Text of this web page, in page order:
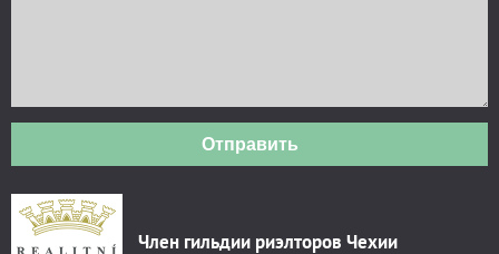
Отправить
Член гильдии риэлторов Чехии